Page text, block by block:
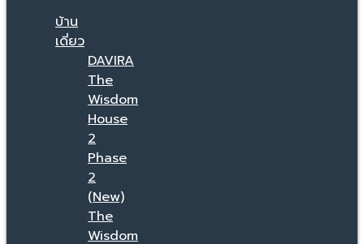
บ้าน
เดี่ยว
DAVIRA
The
Wisdom
House
2
Phase
2
(New)
The
Wisdom